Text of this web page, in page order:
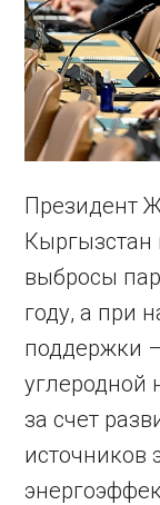
Президент
Кыргызстан
выбросы
году, а при
поддержки
углеродной
за счет
источников